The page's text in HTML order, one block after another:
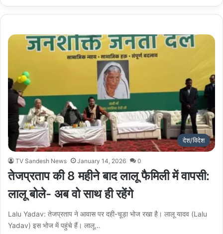
देश/विदेश
TV Sandesh News January 14, 2026 0
तेजप्रताप की 8 महीने बाद लालू फैमिली में वापसी:
लालू बोले- अब वो साथ ही रहेंगे
Lalu Yadav: तेजप्रताप ने आवास पर दही-चूड़ा भोज रखा है। लालू यादव (Lalu
Yadav) इस भोज में पहुंचे हैं। लालू…